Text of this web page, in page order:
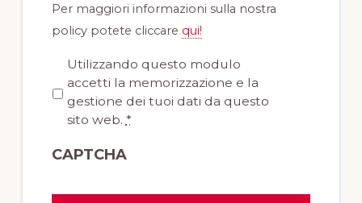
Per maggiori informazioni sulla nostra
policy potete cliccare qui!
i
c
*
Utilizzando questo modulo
accetti la memorizzazione e la
gestione dei tuoi dati da questo
sito web. *
CAPTCHA